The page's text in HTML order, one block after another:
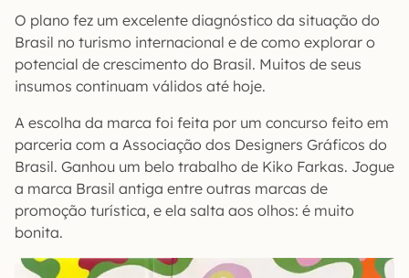
O plano fez um excelente diagnóstico da situação do
Brasil no turismo internacional e de como explorar o
potencial de crescimento do Brasil. Muitos de seus
insumos continuam válidos até hoje.
A escolha da marca foi feita por um concurso feito em
parceria com a Associação dos Designers Gráficos do
Brasil. Ganhou um belo trabalho de Kiko Farkas. Jogue
a marca Brasil antiga entre outras marcas de
promoção turística, e ela salta aos olhos: é muito
bonita.